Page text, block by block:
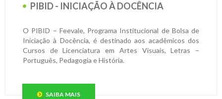
PIBID - INICIAÇÃO À DOCÊNCIA
O PIBID – Feevale, Programa Institucional de Bolsa de
Iniciação à Docência, é destinado aos acadêmicos dos
Cursos de Licenciatura em Artes Visuais, Letras –
Português, Pedagogia e História.
SAIBA MAIS